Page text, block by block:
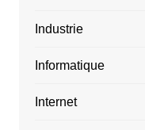
Industrie
Informatique
Internet